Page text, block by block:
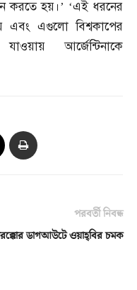
করতে হয়।’ ‘এই ধরনের
এবং এগুলো বিশ্বকাপের
আর্জেন্টিনাকে
পরবর্তী নিবন্ধ
ডাগআউটে ওয়াহ্‌বির চমক